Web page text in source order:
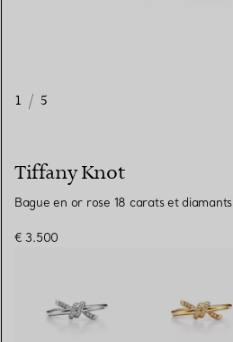
1 / 5
Tiffany Knot
Bague en or rose 18 carats et diamants
€ 3.500